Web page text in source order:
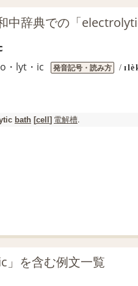
中辞典での「
・lyt・ic 発音記号・読み方 /
bath [cell] 電解槽.
」を含む例文一覧